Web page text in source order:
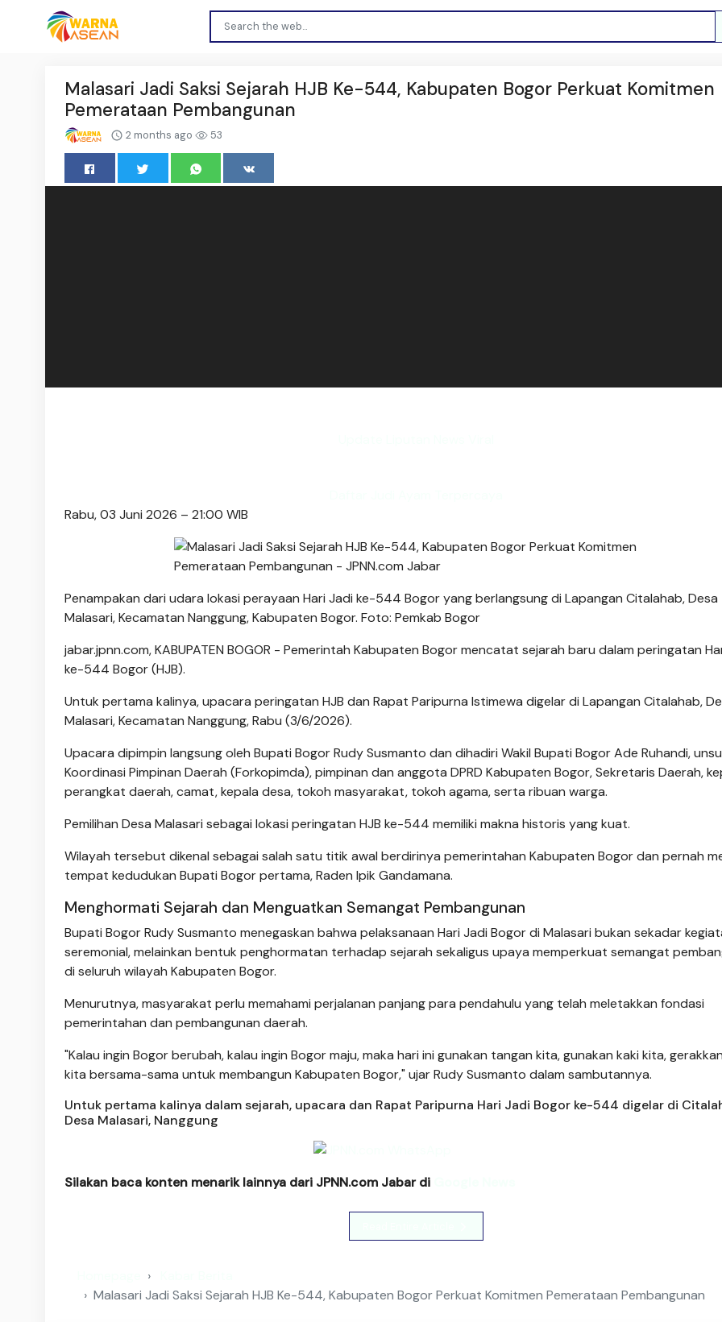
Malasari Jadi Saksi Sejarah HJB Ke-544, Kabupaten Bogor Perkuat Komitmen
Pemerataan Pembangunan
2 months ago 53
Rabu, 03 Juni 2026 – 21:00 WIB
Penampakan dari udara lokasi perayaan Hari Jadi ke-544 Bogor yang berlangsung di Lapangan Citalahab, Desa
Malasari, Kecamatan Nanggung, Kabupaten Bogor. Foto: Pemkab Bogor
jabar.jpnn.com, KABUPATEN BOGOR - Pemerintah Kabupaten Bogor mencatat sejarah baru dalam peringatan
ke-544 Bogor (HJB).
Untuk pertama kalinya, upacara peringatan HJB dan Rapat Paripurna Istimewa digelar di Lapangan Citalahab,
Malasari, Kecamatan Nanggung, Rabu (3/6/2026).
Upacara dipimpin langsung oleh Bupati Bogor Rudy Susmanto dan dihadiri Wakil Bupati Bogor Ade Ruhandi,
Koordinasi Pimpinan Daerah (Forkopimda), pimpinan dan anggota DPRD Kabupaten Bogor, Sekretaris Daerah,
perangkat daerah, camat, kepala desa, tokoh masyarakat, tokoh agama, serta ribuan warga.
Pemilihan Desa Malasari sebagai lokasi peringatan HJB ke-544 memiliki makna historis yang kuat.
Wilayah tersebut dikenal sebagai salah satu titik awal berdirinya pemerintahan Kabupaten Bogor dan pernah
tempat kedudukan Bupati Bogor pertama, Raden Ipik Gandamana.
Menghormati Sejarah dan Menguatkan Semangat Pembangunan
Bupati Bogor Rudy Susmanto menegaskan bahwa pelaksanaan Hari Jadi Bogor di Malasari bukan sekadar
seremonial, melainkan bentuk penghormatan terhadap sejarah sekaligus upaya memperkuat semangat
di seluruh wilayah Kabupaten Bogor.
Menurutnya, masyarakat perlu memahami perjalanan panjang para pendahulu yang telah meletakkan fondasi
pemerintahan dan pembangunan daerah.
"Kalau ingin Bogor berubah, kalau ingin Bogor maju, maka hari ini gunakan tangan kita, gunakan kaki kita,
kita bersama-sama untuk membangun Kabupaten Bogor," ujar Rudy Susmanto dalam sambutannya.
Untuk pertama kalinya dalam sejarah, upacara dan Rapat Paripurna Hari Jadi Bogor ke-544 digelar di
Desa Malasari, Nanggung
Silakan baca konten menarik lainnya dari JPNN.com Jabar di
Malasari Jadi Saksi Sejarah HJB Ke-544, Kabupaten Bogor Perkuat Komitmen Pemerataan Pembangunan